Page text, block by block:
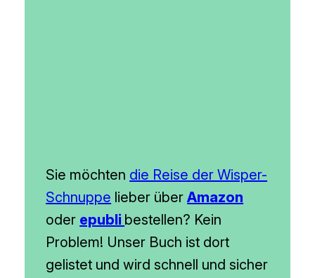
Sie möchten die Reise der Wisper-
Schnuppe lieber überAmazon
oder epubli bestellen? Kein
Problem! Unser Buch ist dort
gelistet und wird schnell und sicher